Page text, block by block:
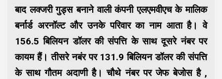
बाद लक्जरी गुड्स बनाने वाली कंपनी एलएमवीएच के मालिक
बर्नार्ड अरनॉल्ट और उनके परिवार का नाम आता है। वे
156.5 बिलियन डॉलर की संपत्ति के साथ दूसरे नंबर पर
कायम हैं। तीसरे नबंर पर 131.9 बिलियन डॉलर की संपत्ति
के साथ गौतम अदाणी है। चौथे नंबर पर जेफ बेजोस है ,